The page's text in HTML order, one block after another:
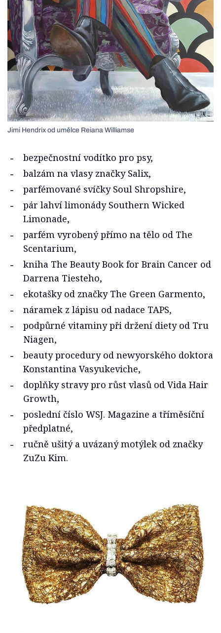
Jimi Hendrix od umělce Reiana Williamse
bezpečnostní vodítko pro psy,
balzám na vlasy značky Salix,
parfémované svíčky Soul Shropshire,
pár lahví limonády Southern Wicked
Limonade,
parfém vyrobený přímo na tělo od The
Scentarium,
kniha The Beauty Book for Brain Cancer od
Darrena Tiesteho,
ekotašky od značky The Green Garmento,
náramek z lápisu od nadace TAPS,
podpůrné vitaminy při držení diety od Tru
Niagen,
beauty procedury od newyorského doktora
Konstantina Vasyukeviche,
doplňky stravy pro růst vlasů od Vida Hair
Growth,
poslední číslo WSJ. Magazine a tříměsíční
předplatné,
ručně ušitý a uvázaný motýlek od značky
ZuZu Kim.